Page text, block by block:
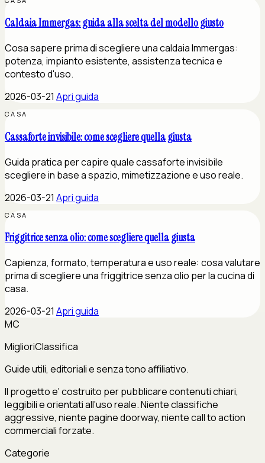
Caldaia Immergas: guida alla scelta del modello giusto
Cosa sapere prima di scegliere una caldaia Immergas:
potenza, impianto esistente, assistenza tecnica e
contesto d'uso.
2026-03-21 Apri guida
CASA
Cassaforte invisibile: come scegliere quella giusta
Guida pratica per capire quale cassaforte invisibile
scegliere in base a spazio, mimetizzazione e uso reale.
2026-03-21 Apri guida
CASA
Friggitrice senza olio: come scegliere quella giusta
Capienza, formato, temperatura e uso reale: cosa valutare
prima di scegliere una friggitrice senza olio per la cucina di
casa.
2026-03-21 Apri guida
MC
MiglioriClassifica
Guide utili, editoriali e senza tono affiliativo.
Il progetto e' costruito per pubblicare contenuti chiari,
leggibili e orientati all'uso reale. Niente classifiche
aggressive, niente pagine doorway, niente call to action
commerciali forzate.
Categorie